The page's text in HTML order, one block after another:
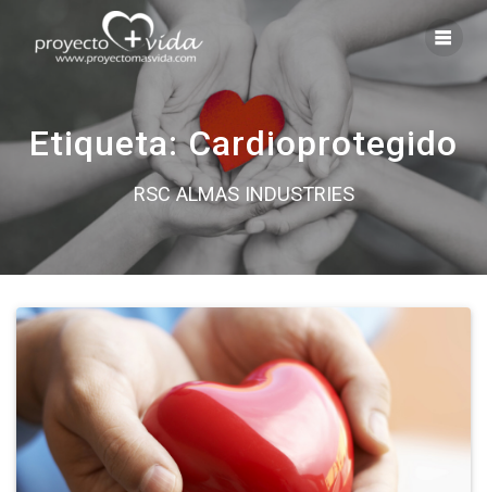
contenido
Etiqueta:Cardioprotegido
RSC ALMAS INDUSTRIES